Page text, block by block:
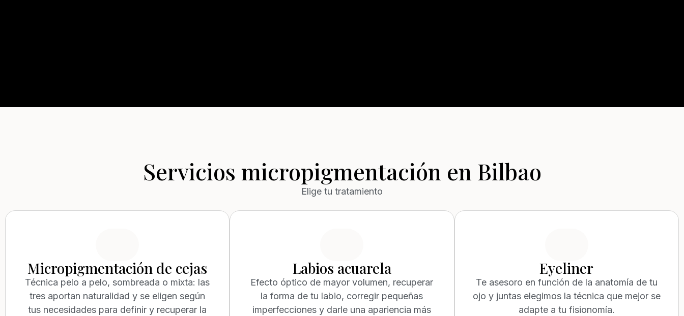
Servicios micropigmentación en Bilbao
Elige tu tratamiento
Micropigmentación de cejas
Técnica pelo a pelo, sombreada o mixta: las
tres aportan naturalidad y se eligen según
tus necesidades para definir y recuperar la
Labios acuarela
Efecto óptico de mayor volumen, recuperar
la forma de tu labio, corregir pequeñas
imperfecciones y darle una apariencia más
Eyeliner
Te asesoro en función de la anatomía de tu
ojo y juntas elegimos la técnica que mejor se
adapte a tu fisionomía.